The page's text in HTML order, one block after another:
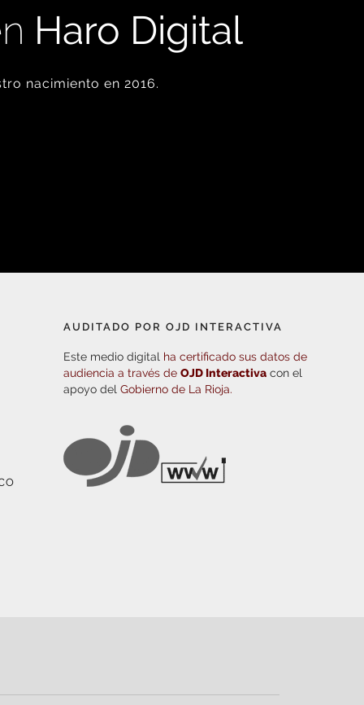
Haro Digital
nacimiento en 2016.
AUDITADO POR OJD INTERACTIVA
Este medio digital ha certificado sus datos de
audiencia a través deOJD Interactiva con el
apoyo delGobierno de La Rioja.